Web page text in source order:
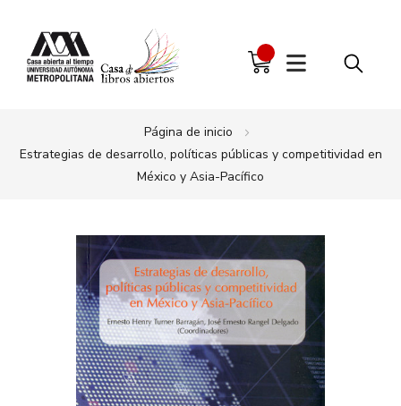
Página de inicio
Estrategias de desarrollo, políticas públicas y competitividad en
México y Asia-Pacífico